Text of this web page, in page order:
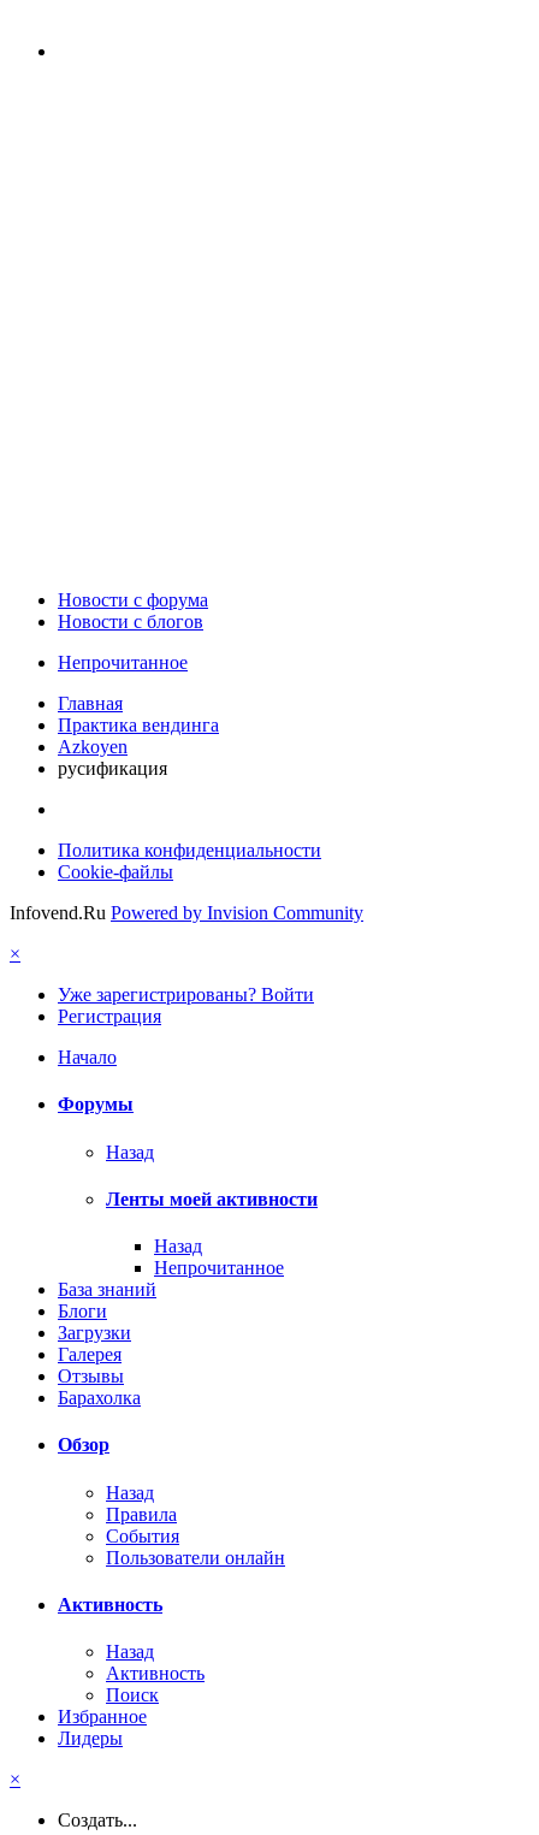
Новости c форума
Новости с блогов
Непрочитанное
Главная
Практика вендинга
Azkoyen
русификация
Политика конфиденциальности
Cookie-файлы
Infovend.Ru Powered by Invision Community
×
Уже зарегистрированы? Войти
Регистрация
Начало
Форумы
Назад
Ленты моей активности
Назад
Непрочитанное
База знаний
Блоги
Загрузки
Галерея
Отзывы
Барахолка
Обзор
Назад
Правила
События
Пользователи онлайн
Активность
Назад
Активность
Поиск
Избранное
Лидеры
×
Создать...